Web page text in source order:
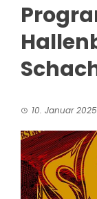
10. Januar 2025